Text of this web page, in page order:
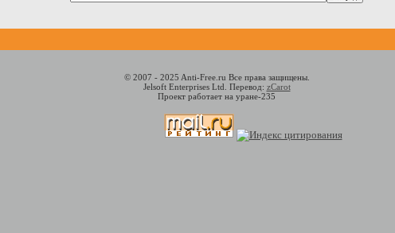
© 2007 - 2025 Anti-Free.ru Все права защищены.
Jelsoft Enterprises Ltd. Перевод: zCarot
Проект работает на уране-235